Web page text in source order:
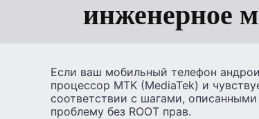
инженерное
Если ваш мобильный телефон
процессор MTK (MediaTek) и
соответствии с шагами,
проблему без ROOT прав.